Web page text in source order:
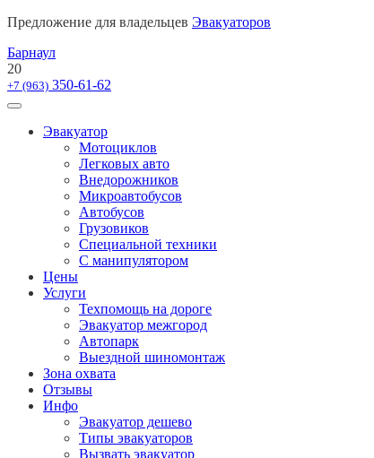
Предложение для владельцев Эвакуаторов
Барнаул
20
+7 (963) 350-61-62
Эвакуатор
Мотоциклов
Легковых авто
Внедорожников
Микроавтобусов
Автобусов
Грузовиков
Специальной техники
С манипулятором
Цены
Услуги
Техпомощь на дороге
Эвакуатор межгород
Автопарк
Выездной шиномонтаж
Зона охвата
Отзывы
Инфо
Эвакуатор дешево
Типы эвакуаторов
Вызвать эвакуатор